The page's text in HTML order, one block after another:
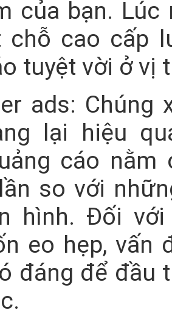
của bạn.
chỗ cao cấp
tuyệt vời ở vị
ads:
lại hiệu
cáo
so với
hình. Đối
eo hẹp, vấn
đáng để đầu